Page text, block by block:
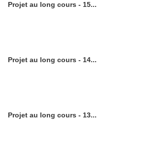
Projet au long cours - 15...
Projet au long cours - 14...
Projet au long cours - 13...